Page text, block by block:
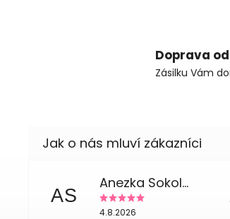
Doprava
Zásilku Vám
AS
Anezka Sokolova
4.8.2026